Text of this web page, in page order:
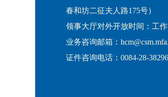
春和坊二征夫人路175号）
领事大厅对外开放时间：工作
业务咨询邮箱：
证件咨询电话：0084-28-